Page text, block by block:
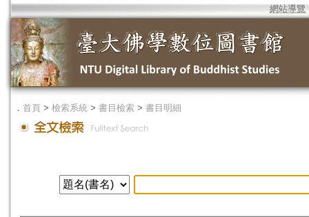
網站導覽
． 首頁 > 檢索系統 > 書目檢索 > 書目明細